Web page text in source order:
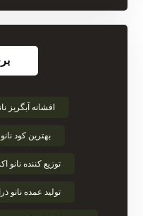
افشانه آبگریز
بهترین کود نانو
توزیع کننده نانو
تولید عمده نانو